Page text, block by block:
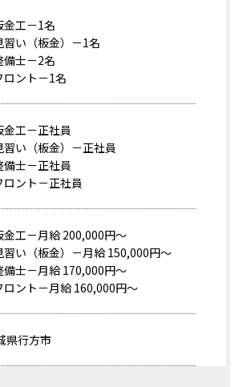
金工－1名
習い（板金）－1名
備士－2名
ロント－1名
金工－正社員
習い（板金）－正社員
備士－正社員
ロント－正社員
金工－月給 200,000円～
習い（板金）－月給 150,000円～
備士－月給 170,000円～
ロント－月給 160,000円～
県行方市